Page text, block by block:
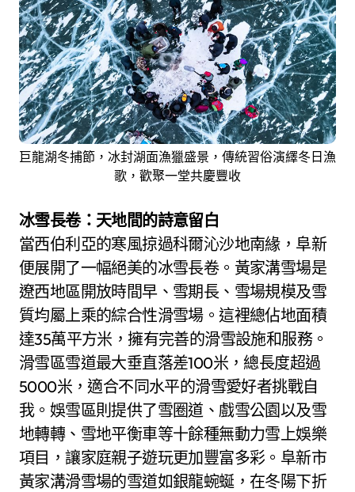
巨龍湖冬捕節，冰封湖面漁獵盛景，傳統習俗演繹冬日漁
歌，歡聚一堂共慶豐收
冰雪長卷：天地間的詩意留白
當西伯利亞的寒風掠過科爾沁沙地南緣，阜新
便展開了一幅絕美的冰雪長卷。黃家溝雪場是
遼西地區開放時間早、雪期長、雪場規模及雪
質均屬上乘的綜合性滑雪場。這裡總佔地面積
達35萬平方米，擁有完善的滑雪設施和服務。
滑雪區雪道最大垂直落差100米，總長度超過
5000米，適合不同水平的滑雪愛好者挑戰自
我。娛雪區則提供了雪圈道、戲雪公園以及雪
地轉轉、雪地平衡車等十餘種無動力雪上娛樂
項目，讓家庭親子遊玩更加豐富多彩。阜新市
黃家溝滑雪場的雪道如銀龍蜿蜒，在冬陽下折